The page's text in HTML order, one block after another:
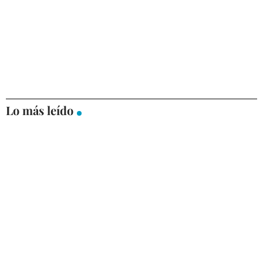
Lo más leído